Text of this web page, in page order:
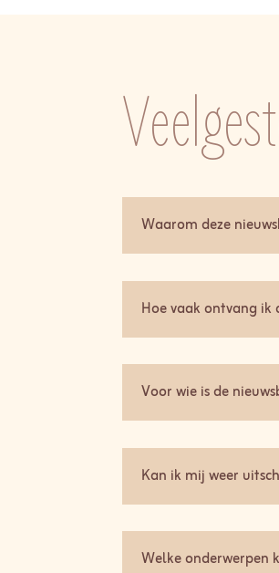
Waarom deze
Hoe vaak ontvang ik
Voor wie is de
Kan ik mij weer
Welke onderwerpen